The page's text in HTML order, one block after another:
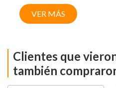
VER MÁS
Clientes que
también